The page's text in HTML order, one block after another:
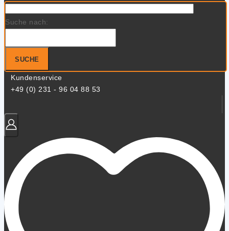
Suche nach:
SUCHE
Kundenservice
+49 (0) 231 - 96 04 88 53